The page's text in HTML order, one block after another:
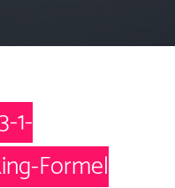
1-
Formel